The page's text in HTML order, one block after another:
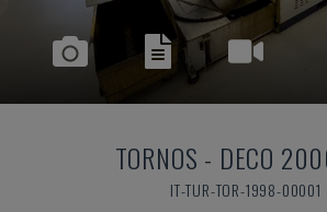
TORNOS - DECO
IT-TUR-TOR-1998-00001